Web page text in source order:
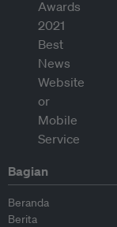
Bagian
Beranda
Berita